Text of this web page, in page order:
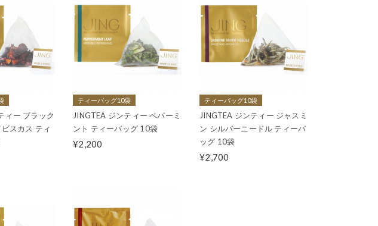
ィー ブラック
スカス ティ
ティーバッグ10袋
JINGTEA ジンティー ペパーミ
ント ティーバッグ 10袋
¥2,200
ティーバッグ10袋
JINGTEA ジンティー ジャスミ
ン シルバーニードル ティーバ
ッグ 10袋
¥2,700